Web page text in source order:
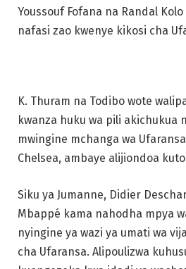
Youssouf Fofana na Randal
nafasi zao kwenye kikosi cha
K. Thuram na Todibo wote
kwanza huku wa pili akichukua
mwingine mchanga wa
Chelsea, ambaye alijiondoa
Siku ya Jumanne, Didier
Mbappé kama nahodha mpya
nyingine ya wazi ya umati wa
cha Ufaransa. Alipoulizwa